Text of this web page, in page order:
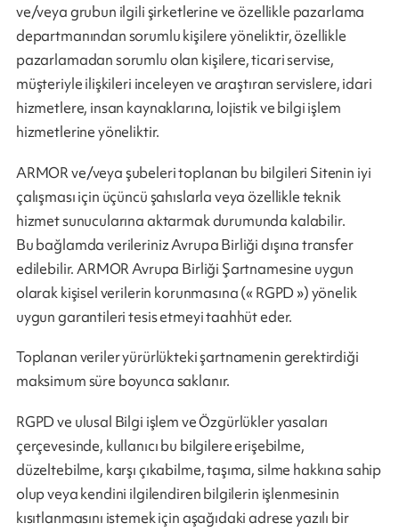
ve/veya grubun ilgili şirketlerine ve özellikle pazarlama
departmanından sorumlu kişilere yöneliktir, özellikle
pazarlamadan sorumlu olan kişilere, ticari servise,
müşteriyle ilişkileri inceleyen ve araştıran servislere, idari
hizmetlere, insan kaynaklarına, lojistik ve bilgi işlem
hizmetlerine yöneliktir.
ARMOR ve/veya şubeleri toplanan bu bilgileri Sitenin iyi
çalışması için üçüncü şahıslarla veya özellikle teknik
hizmet sunucularına aktarmak durumunda kalabilir.
Bu bağlamda verileriniz Avrupa Birliği dışına transfer
edilebilir. ARMOR Avrupa Birliği Şartnamesine uygun
olarak kişisel verilerin korunmasına (« RGPD ») yönelik
uygun garantileri tesis etmeyi taahhüt eder.
Toplanan veriler yürürlükteki şartnamenin gerektirdiği
maksimum süre boyunca saklanır.
RGPD ve ulusal Bilgi işlem ve Özgürlükler yasaları
çerçevesinde, kullanıcı bu bilgilere erişebilme,
düzeltebilme, karşı çıkabilme, taşıma, silme hakkına sahip
olup veya kendini ilgilendiren bilgilerin işlenmesinin
kısıtlanmasını istemek için aşağıdaki adrese yazılı bir